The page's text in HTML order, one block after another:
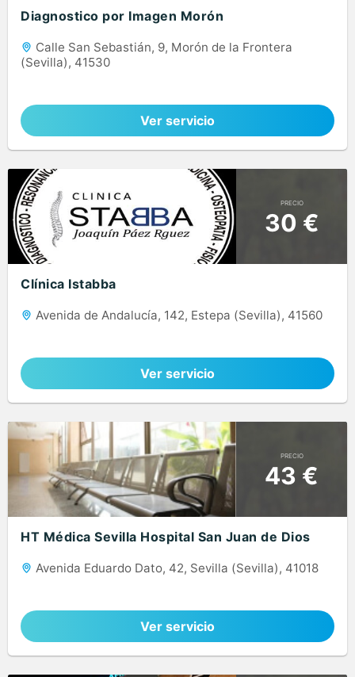
Diagnostico por Imagen Morón
Calle San Sebastián, 9, Morón de la Frontera
(Sevilla), 41530
Ver servicio
PRECIO
30 €
Clínica Istabba
Avenida de Andalucía, 142, Estepa (Sevilla), 41560
Ver servicio
PRECIO
43 €
HT Médica Sevilla Hospital San Juan de Dios
Avenida Eduardo Dato, 42, Sevilla (Sevilla), 41018
Ver servicio